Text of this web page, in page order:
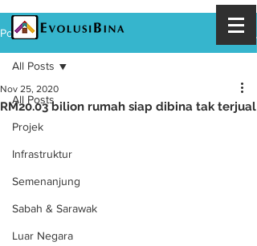
Post
All Posts
Projek
Infrastruktur
Semenanjung
Sabah & Sarawak
Luar Negara
All Posts
RM20.03 bilion rumah siap dibina tak terjual
Nov 25, 2020